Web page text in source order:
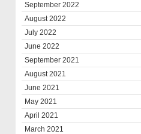
September 2022
August 2022
July 2022
June 2022
September 2021
August 2021
June 2021
May 2021
April 2021
March 2021